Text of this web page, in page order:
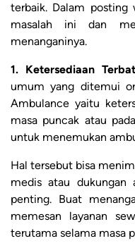
terbaik. Dalam posting
masalah ini dan
menanganinya.
1. Ketersediaan
umum yang ditemui
Ambulance yaitu
masa puncak atau
untuk menemukan
Hal tersebut bisa
medis atau dukungan
penting. Buat
memesan layanan
terutama selama masa